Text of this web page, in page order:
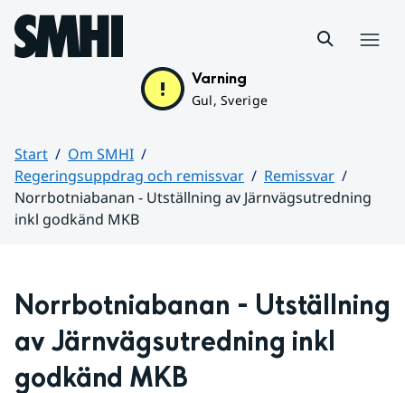
Hoppa till sidans innehåll
Varning
Gul, Sverige
Start
Om SMHI
Regeringsuppdrag och remissvar
Remissvar
Norrbotniabanan - Utställning av Järnvägsutredning
inkl godkänd MKB
Norrbotniabanan - Utställning
av Järnvägsutredning inkl
godkänd MKB